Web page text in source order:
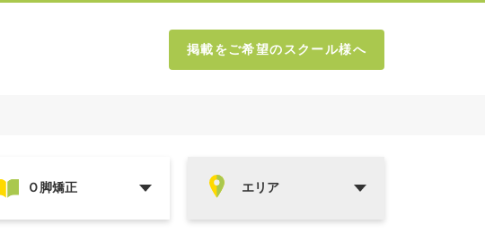
掲載をご希望のスクール様へ